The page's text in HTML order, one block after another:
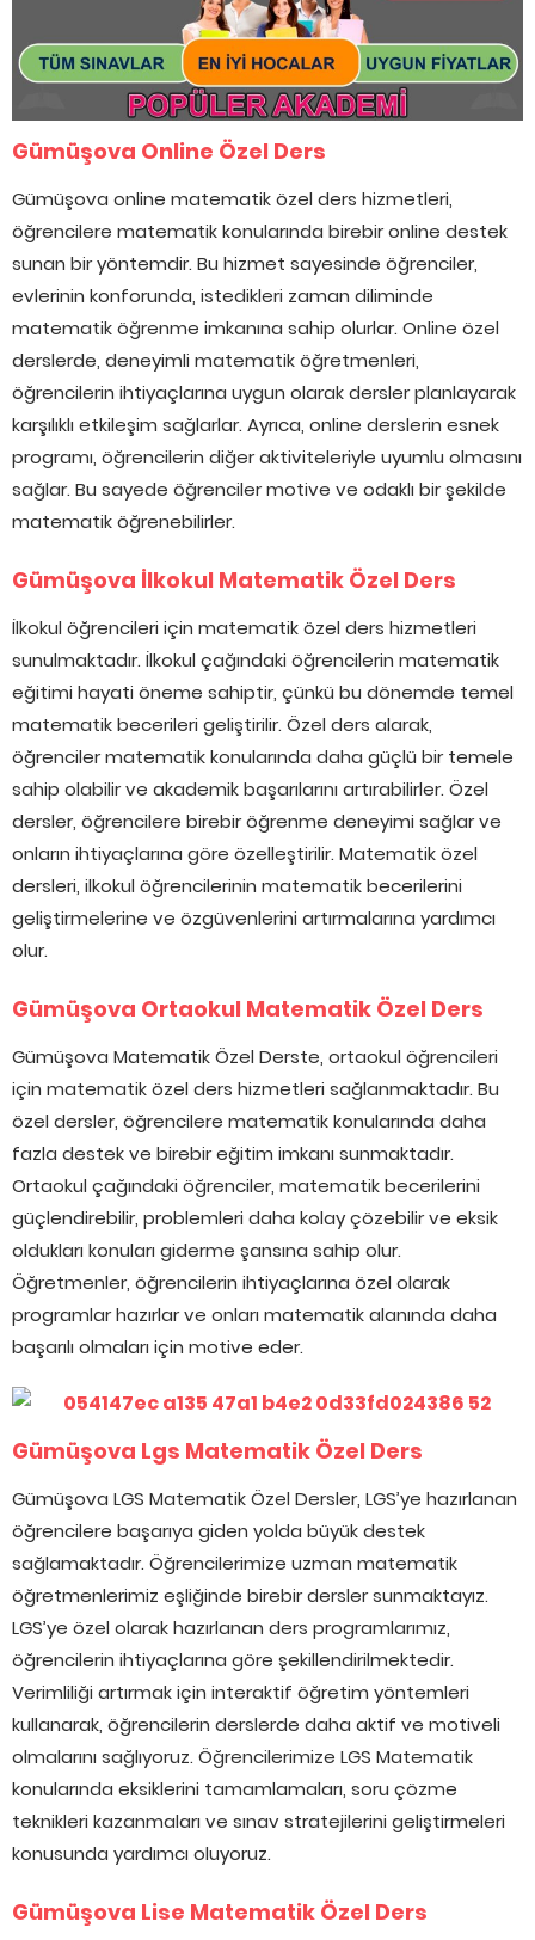
Gümüşova Online Özel Ders
Gümüşova online matematik özel ders hizmetleri,
öğrencilere matematik konularında birebir online destek
sunan bir yöntemdir. Bu hizmet sayesinde öğrenciler,
evlerinin konforunda, istedikleri zaman diliminde
matematik öğrenme imkanına sahip olurlar. Online özel
derslerde, deneyimli matematik öğretmenleri,
öğrencilerin ihtiyaçlarına uygun olarak dersler planlayarak
karşılıklı etkileşim sağlarlar. Ayrıca, online derslerin esnek
programı, öğrencilerin diğer aktiviteleriyle uyumlu olmasını
sağlar. Bu sayede öğrenciler motive ve odaklı bir şekilde
matematik öğrenebilirler.
Gümüşova İlkokul Matematik Özel Ders
İlkokul öğrencileri için matematik özel ders hizmetleri
sunulmaktadır. İlkokul çağındaki öğrencilerin matematik
eğitimi hayati öneme sahiptir, çünkü bu dönemde temel
matematik becerileri geliştirilir. Özel ders alarak,
öğrenciler matematik konularında daha güçlü bir temele
sahip olabilir ve akademik başarılarını artırabilirler. Özel
dersler, öğrencilere birebir öğrenme deneyimi sağlar ve
onların ihtiyaçlarına göre özelleştirilir. Matematik özel
dersleri, ilkokul öğrencilerinin matematik becerilerini
geliştirmelerine ve özgüvenlerini artırmalarına yardımcı
olur.
Gümüşova Ortaokul Matematik Özel Ders
Gümüşova Matematik Özel Derste, ortaokul öğrencileri
için matematik özel ders hizmetleri sağlanmaktadır. Bu
özel dersler, öğrencilere matematik konularında daha
fazla destek ve birebir eğitim imkanı sunmaktadır.
Ortaokul çağındaki öğrenciler, matematik becerilerini
güçlendirebilir, problemleri daha kolay çözebilir ve eksik
oldukları konuları giderme şansına sahip olur.
Öğretmenler, öğrencilerin ihtiyaçlarına özel olarak
programlar hazırlar ve onları matematik alanında daha
başarılı olmaları için motive eder.
Gümüşova Lgs Matematik Özel Ders
Gümüşova LGS Matematik Özel Dersler, LGS’ye hazırlanan
öğrencilere başarıya giden yolda büyük destek
sağlamaktadır. Öğrencilerimize uzman matematik
öğretmenlerimiz eşliğinde birebir dersler sunmaktayız.
LGS’ye özel olarak hazırlanan ders programlarımız,
öğrencilerin ihtiyaçlarına göre şekillendirilmektedir.
Verimliliği artırmak için interaktif öğretim yöntemleri
kullanarak, öğrencilerin derslerde daha aktif ve motiveli
olmalarını sağlıyoruz. Öğrencilerimize LGS Matematik
konularında eksiklerini tamamlamaları, soru çözme
teknikleri kazanmaları ve sınav stratejilerini geliştirmeleri
konusunda yardımcı oluyoruz.
Gümüşova Lise Matematik Özel Ders